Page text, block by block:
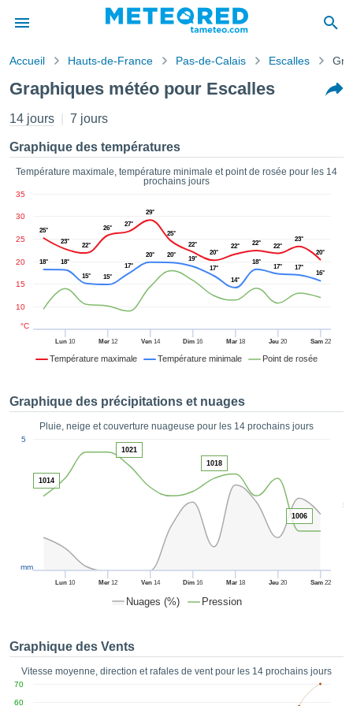
de
a
par
des
Vous
les
:
par le
de
des
de très
CONTINUER
Accueil Hauts-de-France Pas-de-Calais Escalles
Graphiques météo pour Escalles
14 jours 7 jours
Graphique des températures
Température maximale, température minimale et point de rosée pour les 14
prochains jours
Température maximale Température minimale Point de rosée
Lun 10 Mer12 Ven14 Dim 16 Mar18 Jeu 20 Sam22
10
15
20
25
30
35
°C
25°
23°
22°
26°
27°
29°
25°
22°
20°
22° 22° 22°
23°
20°
18°
18°
15°
15°
17°
20° 20°
19°
17°
14°
18°
17° 17°
16°
Graphique des précipitations et nuages
Pluie, neige et couverture nuageuse pour les 14 prochains jours
Nuages (%) Pression
50
Lun 10 Mer12 Ven14 Dim 16 Mar18 Jeu 20 Sam22
5
mm
1014
1021
1018
1006
Graphique des Vents
Vitesse moyenne, direction et rafales de vent pour les 14 prochains jours
60
70